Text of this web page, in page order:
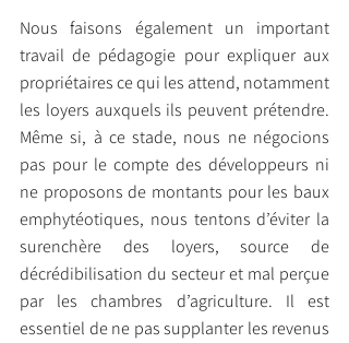
Nous faisons également un important
travail de pédagogie pour expliquer aux
propriétaires ce qui les attend, notamment
les loyers auxquels ils peuvent prétendre.
Même si, à ce stade, nous ne négocions
pas pour le compte des développeurs ni
ne proposons de montants pour les baux
emphytéotiques, nous tentons d’éviter la
surenchère des loyers, source de
décrédibilisation du secteur et mal perçue
par les chambres d’agriculture. Il est
essentiel de ne pas supplanter les revenus